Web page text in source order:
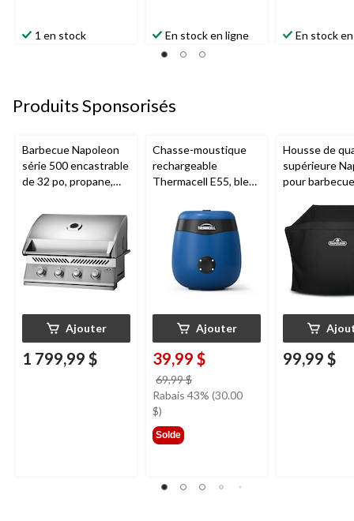
1 en stock En stock en ligne En stock
Produits Sponsorisés
Barbecue Napoleon
série 500 encastrable
de 32 po, propane,
Ajouter
1 799,99 $
Chasse-moustique
rechargeable
Thermacell E55, bleu
Ajouter
39,99 $
69,99 $
était
Rabais 43% (30.00
$)
Solde
Housse de
supérieure
pour
barbecues
moyenne, 25
52 po la X 48
noir
99,99 $